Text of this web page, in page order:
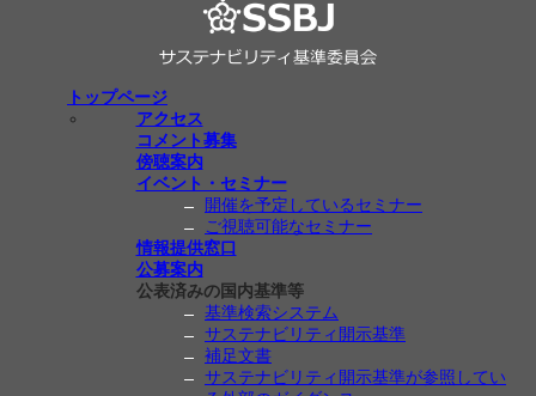
トップページ
アクセス
コメント募集
傍聴案内
イベント・セミナー
開催を予定しているセミナー
ご視聴可能なセミナー
情報提供窓口
公募案内
公表済みの国内基準等
基準検索システム
サステナビリティ開示基準
補足文書
サステナビリティ開示基準が参照してい